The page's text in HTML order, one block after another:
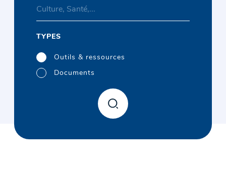
TYPES
Outils & ressources
Documents